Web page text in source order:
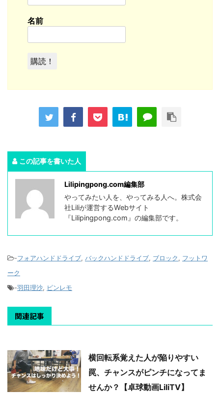
名前
この記事を書いた人
Lilipingpong.com編集部
やってみたい人を、やってみる人へ。株式会
社Liliが運営するWebサイト
『Lilipingpong.com』の編集部です。
-フォアハンドドライブ, バックハンドドライブ, ブロック, フットワ
ーク
-羽田理沙, ピンレモ
関連記事
横回転系覚えた人が陥りやすい
罠、チャンスがピンチになってま
せんか？【卓球動画LiliTV】